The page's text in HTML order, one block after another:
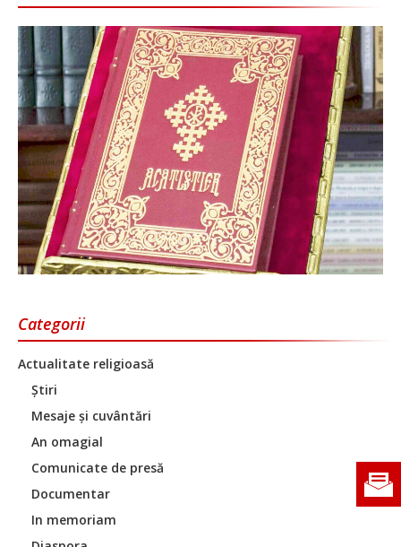
Categorii
Actualitate religioasă
Știri
Mesaje și cuvântări
An omagial
Comunicate de presă
Documentar
In memoriam